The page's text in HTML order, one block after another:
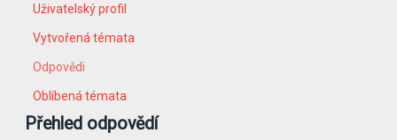
Uživatelský profil
Vytvořená témata
Odpovědi
Oblíbená témata
Přehled odpovědí